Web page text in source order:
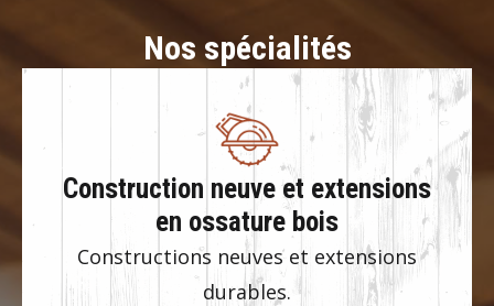
Nos spécialités
Construction neuve et extensions
en ossature bois
Constructions neuves et extensions
durables.